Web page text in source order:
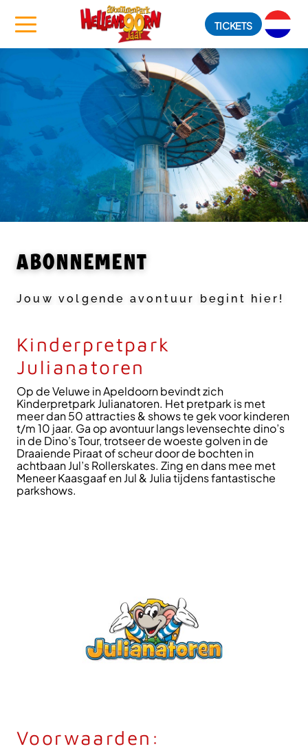
TICKETS
ABONNEMENT
Jouw volgende avontuur begint hier!
Kinderpretpark
Julianatoren
Op de Veluwe in Apeldoorn bevindt zich
Kinderpretpark Julianatoren. Het pretpark is met
meer dan 50 attracties & shows te gek voor kinderen
t/m 10 jaar. Ga op avontuur langs levensechte dino’s
in de Dino’s Tour, trotseer de woeste golven in de
Draaiende Piraat of scheur door de bochten in
achtbaan Jul’s Rollerskates. Zing en dans mee met
Meneer Kaasgaaf en Jul & Julia tijdens fantastische
parkshows.
Voorwaarden: